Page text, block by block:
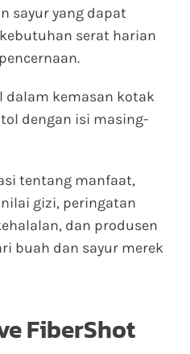
sayur yang dapat
serat harian
dalam kemasan kotak
dengan isi masing-
tentang manfaat,
gizi, peringatan
dan produsen
buah dan sayur merek
FiberShot